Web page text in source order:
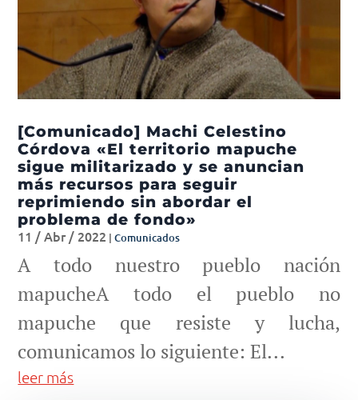
[Comunicado] Machi Celestino
Córdova «El territorio mapuche
sigue militarizado y se anuncian
más recursos para seguir
reprimiendo sin abordar el
problema de fondo»
11 / Abr / 2022 |Comunicados
A todo nuestro pueblo nación
mapucheA todo el pueblo no
mapuche que resiste y lucha,
comunicamos lo siguiente: El...
leer más